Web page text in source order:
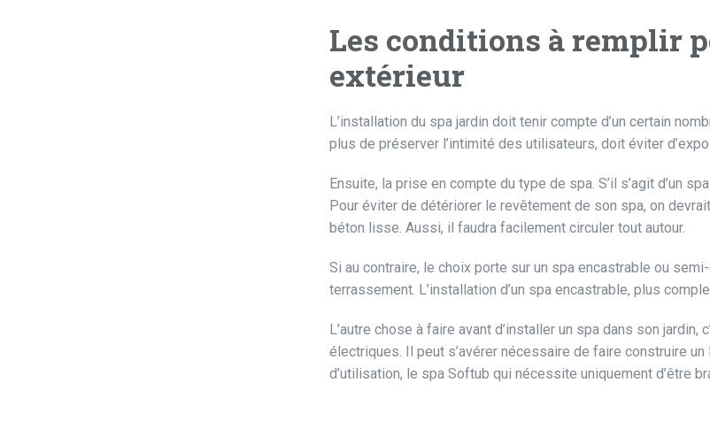
Les conditions à remplir
extérieur
L’installation du spa jardin doit tenir compte d’un certain
plus de préserver l’intimité des utilisateurs, doit éviter
Ensuite, la prise en compte du type de spa. S’il s’agit d’un
Pour éviter de détériorer le revêtement de son spa, on
béton lisse. Aussi, il faudra facilement circuler tout autour.
Si au contraire, le choix porte sur un spa encastrable ou
terrassement. L’installation d’un spa encastrable, plus
L’autre chose à faire avant d’installer un spa dans son
électriques. Il peut s’avérer nécessaire de faire construire
d’utilisation, le spa Softub qui nécessite uniquement d’être